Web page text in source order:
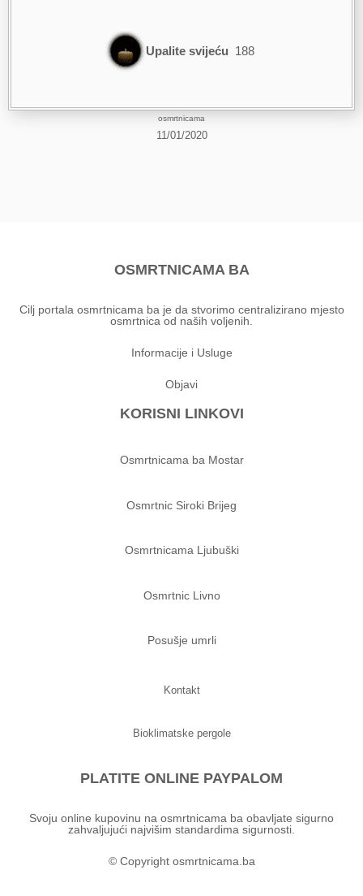
Upalite svijeću 188
osmrtnicama
11/01/2020
OSMRTNICAMA BA
Cilj portala osmrtnicama ba je da stvorimo centralizirano mjesto
osmrtnica od naših voljenih.
Informacije i Usluge
Objavi
KORISNI LINKOVI
Osmrtnicama ba Mostar
Osmrtnic Siroki Brijeg
Osmrtnicama Ljubuški
Osmrtnic Livno
Posušje umrli
Kontakt
Bioklimatske pergole
PLATITE ONLINE PAYPALOM
Svoju online kupovinu na osmrtnicama ba obavljate sigurno
zahvaljujući najvišim standardima sigurnosti.
© Copyright osmrtnicama.ba